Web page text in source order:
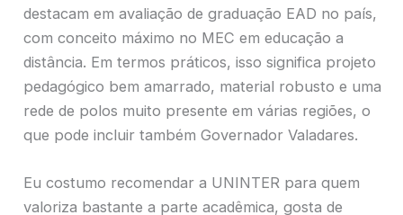
destacam em avaliação de graduação EAD no país,
com conceito máximo no MEC em educação a
distância. Em termos práticos, isso significa projeto
pedagógico bem amarrado, material robusto e uma
rede de polos muito presente em várias regiões, o
que pode incluir também Governador Valadares.
Eu costumo recomendar a UNINTER para quem
valoriza bastante a parte acadêmica, gosta de